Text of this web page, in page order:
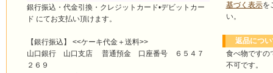
銀行振込・代金引換・クレジットカード•デビットカー
ド にてお支払い頂けます。
【銀行振込】 <<ケーキ代金＋送料>>
山口銀行 山口支店 普通預金 口座番号 ６５４７
２６９
基づく表示を
い。
返品につい
食べ物ですの
不可です。